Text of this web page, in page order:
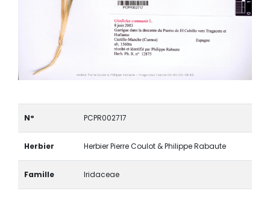
N° PCPR002717
Herbier Herbier Pierre Coulot & Philippe Rabaute
Famille Iridaceae